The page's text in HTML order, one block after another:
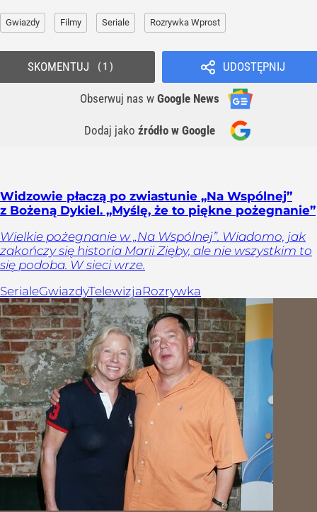
Gwiazdy Filmy Seriale Rozrywka Wprost
UDOSTĘPNIJ
Obserwuj nas w Google News
Dodaj jako źródło w Google
SKOMENTUJ 1
Widzowie płaczą po zwiastunie „Na Wspólnej”
z Bożeną Dykiel. „Myślę, że to piękne pożegnanie”
Wielkie pożegnanie w „Na Wspólnej”. Wiadomo, jak
zakończy się historia Marii Zięby, ale nie wszystkim to
się podoba. W sieci wrze.
SerialeGwiazdyTelewizjaRozrywka